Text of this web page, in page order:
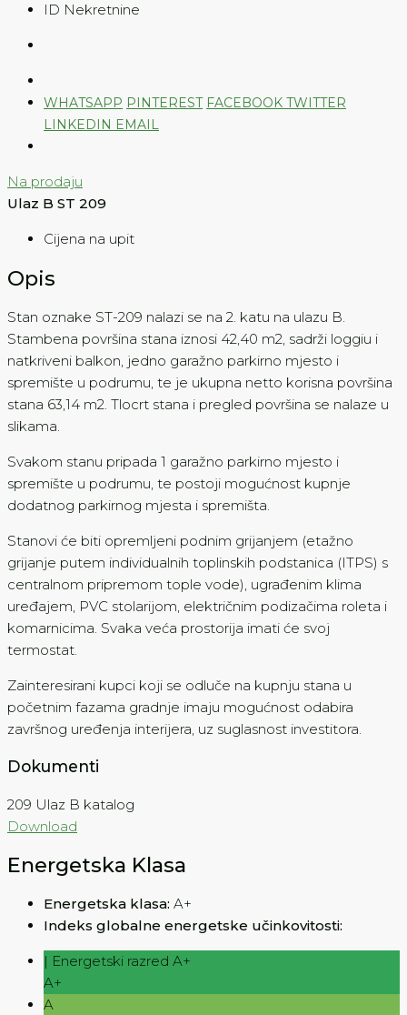
ID Nekretnine
WHATSAPP PINTEREST FACEBOOK TWITTER
LINKEDIN EMAIL
Na prodaju
Ulaz B ST 209
Cijena na upit
Opis
Stan oznake ST-209 nalazi se na 2. katu na ulazu B.
Stambena površina stana iznosi 42,40 m2, sadrži loggiu i
natkriveni balkon, jedno garažno parkirno mjesto i
spremište u podrumu, te je ukupna netto korisna površina
stana 63,14 m2. Tlocrt stana i pregled površina se nalaze u
slikama.
Svakom stanu pripada 1 garažno parkirno mjesto i
spremište u podrumu, te postoji mogućnost kupnje
dodatnog parkirnog mjesta i spremišta.
Stanovi će biti opremljeni podnim grijanjem (etažno
grijanje putem individualnih toplinskih podstanica (ITPS) s
centralnom pripremom tople vode), ugrađenim klima
uređajem, PVC stolarijom, električnim podizačima roleta i
komarnicima. Svaka veća prostorija imati će svoj
termostat.
Zainteresirani kupci koji se odluče na kupnju stana u
početnim fazama gradnje imaju mogućnost odabira
završnog uređenja interijera, uz suglasnost investitora.
Dokumenti
209 Ulaz B katalog
Download
Energetska Klasa
Energetska klasa: A+
Indeks globalne energetske učinkovitosti:
| Energetski razred A+
A+
A